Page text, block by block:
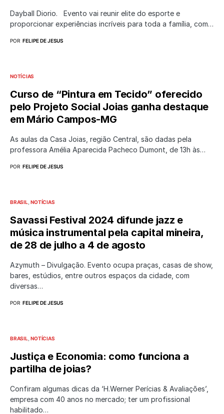
Dayball Diorio. Evento vai reunir elite do esporte e
proporcionar experiências incríveis para toda a família, com…
POR FELIPE DE JESUS
NOTÍCIAS
Curso de “Pintura em Tecido” oferecido
pelo Projeto Social Joias ganha destaque
em Mário Campos-MG
As aulas da Casa Joias, região Central, são dadas pela
professora Amélia Aparecida Pacheco Dumont, de 13h às…
POR FELIPE DE JESUS
BRASIL NOTÍCIAS
Savassi Festival 2024 difunde jazz e
música instrumental pela capital mineira,
de 28 de julho a 4 de agosto
Azymuth – Divulgação. Evento ocupa praças, casas de show,
bares, estúdios, entre outros espaços da cidade, com
diversas…
POR FELIPE DE JESUS
BRASIL NOTÍCIAS
Justiça e Economia: como funciona a
partilha de joias?
Confiram algumas dicas da ‘H.Werner Perícias & Avaliações’,
empresa com 40 anos no mercado; ter um profissional
habilitado…